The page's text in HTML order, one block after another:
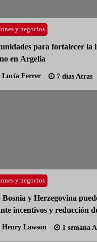
y negocios
para fortalecer la
en Argelia
Lucía Ferrer 7 días Atras
y negocios
Bosnia y Herzegovina
incentivos y reducción
Henry Lawson 1 semana